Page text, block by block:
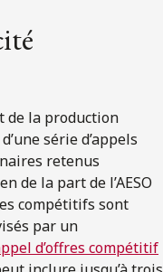
de la production
série d’appels
retenus
de la part de l’AESO
compétitifs sont
par un
d’offres compétitif